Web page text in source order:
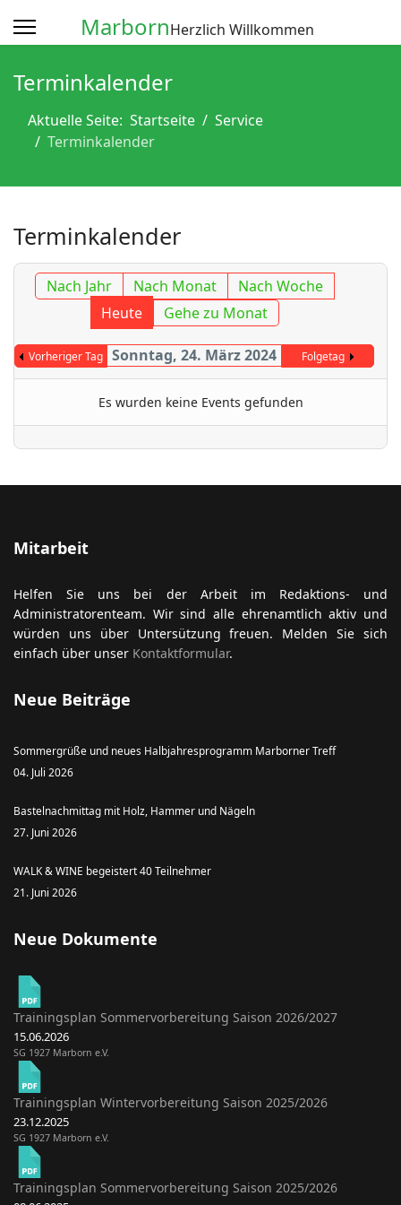
MarbornHerzlich Willkommen
Terminkalender
Aktuelle Seite: Startseite
Service
Terminkalender
Terminkalender
Nach Jahr Nach Monat
Nach Woche
Heute
Gehe zu Monat
Vorheriger Tag Sonntag, 24. März 2024 Folgetag
Es wurden keine Events gefunden
Mitarbeit
Helfen Sie uns bei der Arbeit im Redaktions- und
Administratorenteam. Wir sind alle ehrenamtlich aktiv und
würden uns über Untersützung freuen. Melden Sie sich
einfach über unser Kontaktformular.
Neue Beiträge
Sommergrüße und neues Halbjahresprogramm Marborner Treff
04. Juli 2026
Bastelnachmittag mit Holz, Hammer und Nägeln
27. Juni 2026
WALK & WINE begeistert 40 Teilnehmer
21. Juni 2026
Neue Dokumente
Trainingsplan Sommervorbereitung Saison 2026/2027
15.06.2026
SG 1927 Marborn e.V.
Trainingsplan Wintervorbereitung Saison 2025/2026
23.12.2025
SG 1927 Marborn e.V.
Trainingsplan Sommervorbereitung Saison 2025/2026
anzeigen